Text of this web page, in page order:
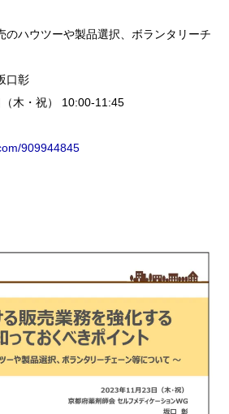
のハウツーや製品選択、ボラ ンタリーチ
口彰
木 ・祝） 10:00-11 :45
m/909944845